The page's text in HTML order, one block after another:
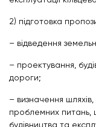
2) підготовка
– відведення
– проектування,
дороги;
– визначення шляхів,
проблемних питань,
будівництва та